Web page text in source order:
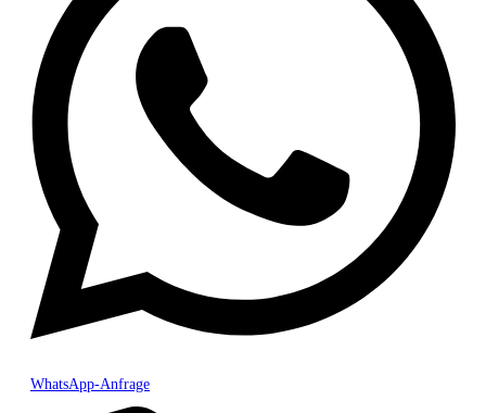
WhatsApp-Anfrage